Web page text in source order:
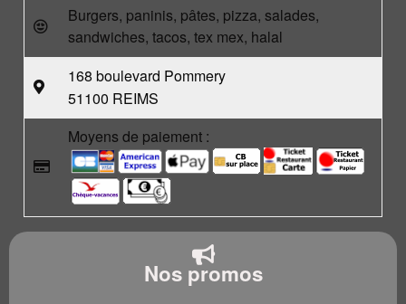
Burgers, paninis, pâtes, pizza, salades,
sandwiches, tacos, tex mex, halal
168 boulevard Pommery
51100 REIMS
Moyens de paiement :
Nos promos